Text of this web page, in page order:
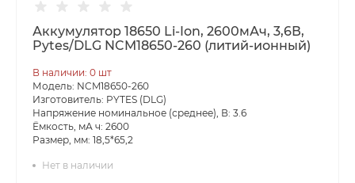
Аккумулятор 18650 Li-Ion, 2600мАч, 3,6В,
Pytes/DLG NCM18650-260 (литий-ионный)
В наличии: 0 шт
Модель: NCM18650-260
Изготовитель: PYTES (DLG)
Напряжение номинальное (среднее), В: 3.6
Ёмкость, мА ч: 2600
Размер, мм: 18,5*65,2
Нет в наличии